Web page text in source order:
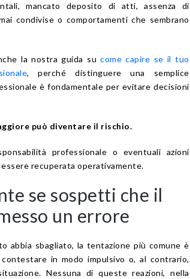
mancato deposito di atti, assenza di
condivise o comportamenti che sembrano
la nostra guida sucome capire se il tuo
, perché distinguere una semplice
è fondamentale per evitare decisioni
può diventare il rischio.
professionale o eventuali azioni
recuperata operativamente.
se sospetti che il
un errore
abbia sbagliato, la tentazione più comune è
in modo impulsivo o, al contrario,
Nessuna di queste reazioni, nella